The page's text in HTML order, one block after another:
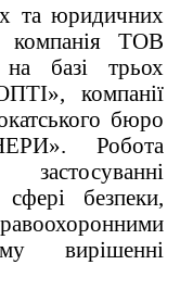
та юридичних
ТОВ
базі трьох
компанії
бюро
Робота
безпеки,
вирішенні